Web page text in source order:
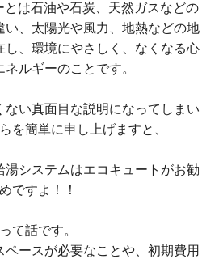
は石油や石炭、天然ガスなどの
い、太陽光や風力、地熱などの地
し、環境にやさしく、なくなる心
ルギーのことです。
ない真面目な説明になってしまい
を簡単に申し上げますと、
湯システムはエコキュートがお勧
めですよ！！
って話です。
ペースが必要なことや、初期費用